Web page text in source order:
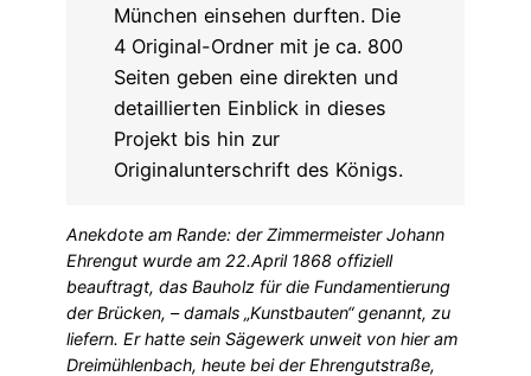
Anekdote am Rande: der Zimmermeister Johann
Ehrengut wurde am 22.April 1868 offiziell
beauftragt, das Bauholz für die Fundamentierung
der Brücken, – damals „Kunstbauten“ genannt, zu
liefern. Er hatte sein Sägewerk unweit von hier am
Dreimühlenbach, heute bei der Ehrengutstraße,